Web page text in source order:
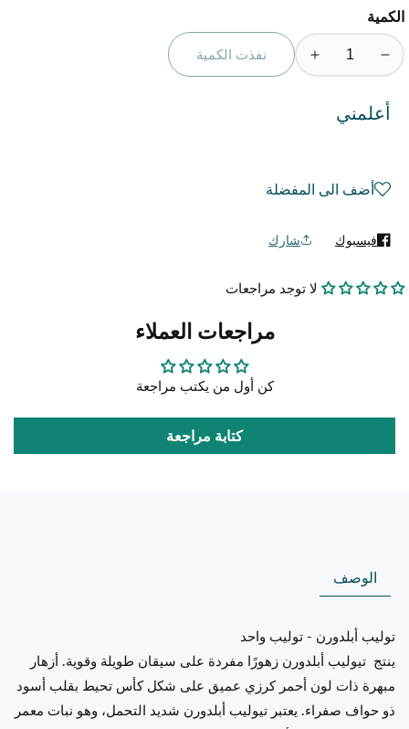
الكمية
لمنتج
-
Abeldoorn
زيادة
Abeldoorn
نفذت الكمية
أعلمني
أضف الى المفضلة
فيسبوك شارك
لا توجد مراجعات
مراجعات العملاء
كن أول من يكتب مراجعة
كتابة مراجعة
الوصف
توليب أبلدورن - توليب واحد
ينتج تيوليب أبلدورن زهورًا مفردة على سيقان طويلة وقوية. أزهار
مبهرة ذات لون أحمر كرزي عميق على شكل كأس تحيط بقلب أسود
ذو حواف صفراء. يعتبر تيوليب أبلدورن شديد التحمل، وهو نبات معمر